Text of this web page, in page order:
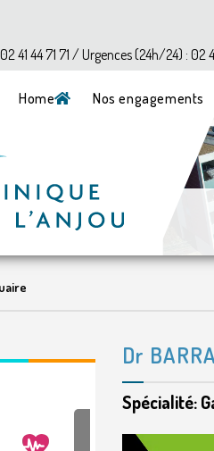
41 44 71 71 / Urgences (24h/24) :
Home Nos engagements
Dr
Spécialité: